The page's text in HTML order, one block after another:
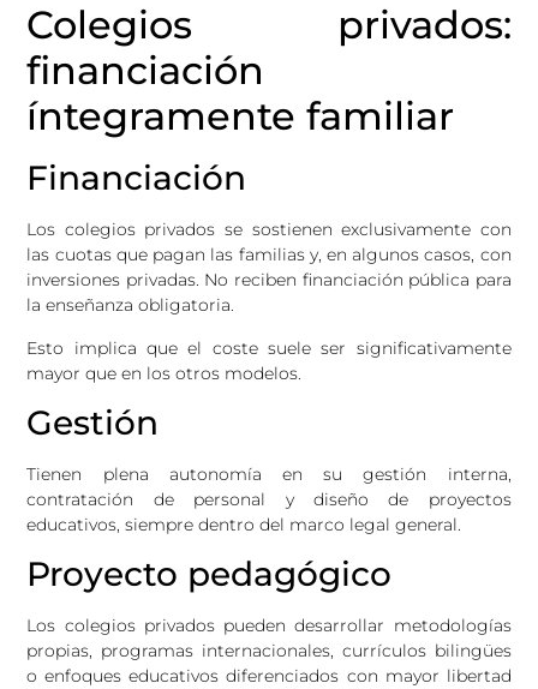
Colegios privados:
financiación
íntegramente familiar
Financiación
Los colegios privados se sostienen exclusivamente con
las cuotas que pagan las familias y, en algunos casos, con
inversiones privadas. No reciben financiación pública para
la enseñanza obligatoria.
Esto implica que el coste suele ser significativamente
mayor que en los otros modelos.
Gestión
Tienen plena autonomía en su gestión interna,
contratación de personal y diseño de proyectos
educativos, siempre dentro del marco legal general.
Proyecto pedagógico
Los colegios privados pueden desarrollar metodologías
propias, programas internacionales, currículos bilingües
o enfoques educativos diferenciados con mayor libertad